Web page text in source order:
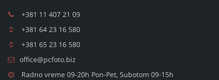
+381 11 407 21 09
+381 64 23 16 580
+381 65 23 16 580
office@pcfoto.biz
Radno vreme 09-20h Pon-Pet, Subotom 09-15h